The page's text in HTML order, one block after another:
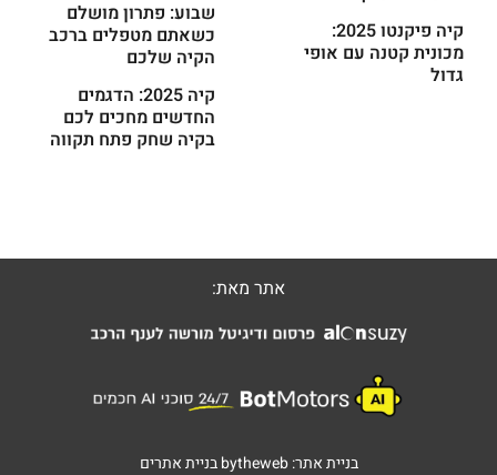
קיה פיקנטו 2025:
מכונית קטנה עם אופי
גדול
שבוע: פתרון מושלם
כשאתם מטפלים ברכב
הקיה שלכם
קיה 2025: הדגמים
החדשים מחכים לכם
בקיה שחק פתח תקווה
אתר מאת:
בניית אתר:bytheweb בניית אתרים